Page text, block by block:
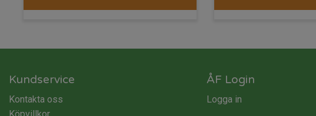
Kundservice
Kontakta oss
Köpvillkor
ÅF Login
Logga in